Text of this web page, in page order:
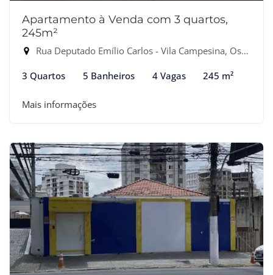
Apartamento à Venda com 3 quartos,
245m²
Rua Deputado Emílio Carlos - Vila Campesina, Osasco-SP
3 Quartos 5 Banheiros 4 Vagas 245 m²
Mais informações